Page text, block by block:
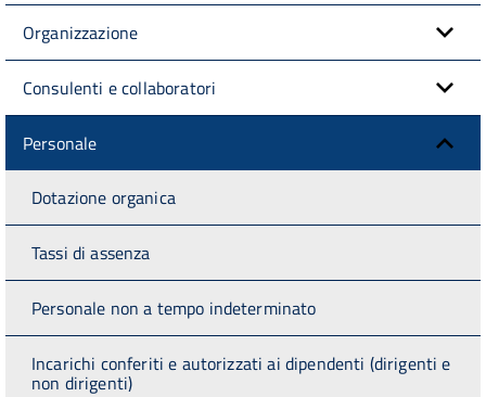
Organizzazione
Consulenti e collaboratori
Personale
Dotazione organica
Tassi di assenza
Personale non a tempo indeterminato
Incarichi conferiti e autorizzati ai dipendenti (dirigenti e
non dirigenti)